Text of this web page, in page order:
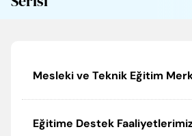
KURUMSAL
ÜRÜNLERİMİZ
Mesleki ve Teknik Eğitim
Eğitime Destek